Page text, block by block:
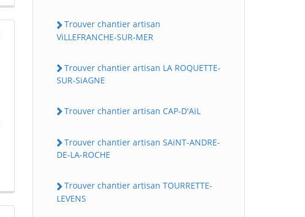
Trouver chantier artisan
ViLLEFRANCHE-SUR-MER
Trouver chantier artisan LA ROQUETTE-
SUR-SiAGNE
Trouver chantier artisan CAP-D'AiL
Trouver chantier artisan SAiNT-ANDRE-
DE-LA-ROCHE
Trouver chantier artisan TOURRETTE-
LEVENS